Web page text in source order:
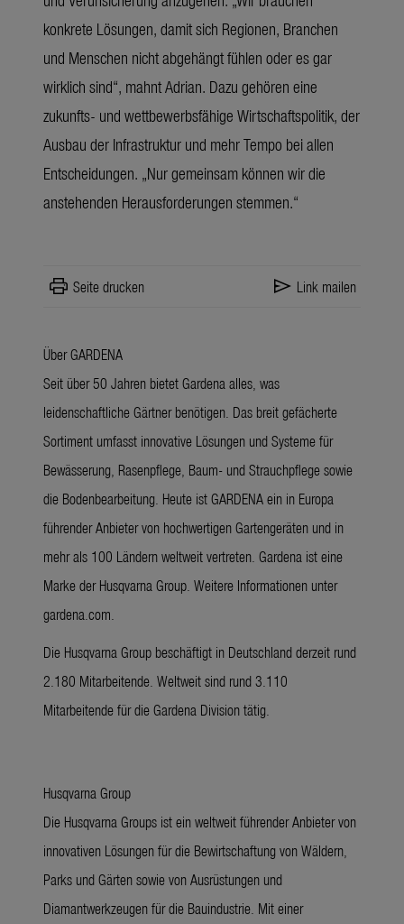
konkrete Lösungen, damit sich Regionen, Branchen
und Menschen nicht abgehängt fühlen oder es gar
wirklich sind“, mahnt Adrian. Dazu gehören eine
zukunfts- und wettbewerbsfähige Wirtschaftspolitik, der
Ausbau der Infrastruktur und mehr Tempo bei allen
Entscheidungen. „Nur gemeinsam können wir die
anstehenden Herausforderungen stemmen.“
print Seite drucken send Link mailen
Über GARDENA
Seit über 50 Jahren bietet Gardena alles, was
leidenschaftliche Gärtner benötigen. Das breit gefächerte
Sortiment umfasst innovative Lösungen und Systeme für
Bewässerung, Rasenpflege, Baum- und Strauchpflege sowie
die Bodenbearbeitung. Heute ist GARDENA ein in Europa
führender Anbieter von hochwertigen Gartengeräten und in
mehr als 100 Ländern weltweit vertreten. Gardena ist eine
Marke der Husqvarna Group. Weitere Informationen unter
gardena.com.
Die Husqvarna Group beschäftigt in Deutschland derzeit rund
2.180 Mitarbeitende. Weltweit sind rund 3.110
Mitarbeitende für die Gardena Division tätig.
Husqvarna Group
Die Husqvarna Groups ist ein weltweit führender Anbieter von
innovativen Lösungen für die Bewirtschaftung von Wäldern,
Parks und Gärten sowie von Ausrüstungen und
Diamantwerkzeugen für die Bauindustrie. Mit einer